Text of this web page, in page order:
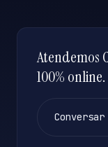
Atendemos
100% online.
Conversar